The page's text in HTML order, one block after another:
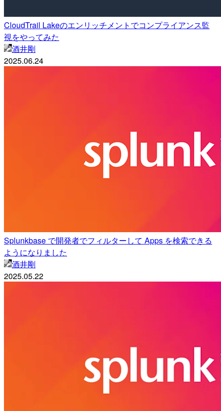
CloudTrail Lakeのエンリッチメントでコンプライアンス監
視をやってみた
酒井剛
2025.06.24
Splunkbase で開発者でフィルターして Apps を検索できる
ようになりました
酒井剛
2025.05.22